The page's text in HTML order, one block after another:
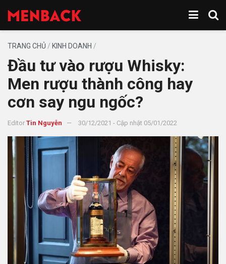
TRANG CHỦ / KINH DOANH /
Đầu tư vào rượu Whisky:
Men rượu thành công hay
cơn say ngu ngốc?
Editor Tin Nguyễn 30/12/2021 - Cập nhật 05/01/2022